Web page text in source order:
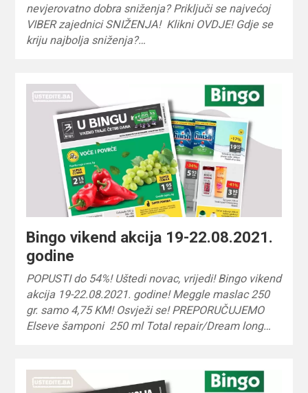
nevjerovatno dobra sniženja? Priključi se najvećoj
VIBER zajednici SNIŽENJA! Klikni OVDJE! Gdje se
kriju najbolja sniženja?…
Bingo vikend akcija 19-22.08.2021.
godine
POPUSTI do 54%! Uštedi novac, vrijedi! Bingo vikend
akcija 19-22.08.2021. godine! Meggle maslac 250
gr. samo 4,75 KM! Osvježi se! PREPORUČUJEMO
Elseve šamponi 250 ml Total repair/Dream long…